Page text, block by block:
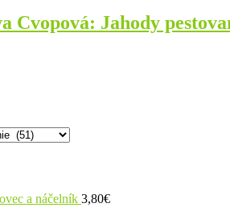
Cvopová: Jahody
a náčelník 3,80€